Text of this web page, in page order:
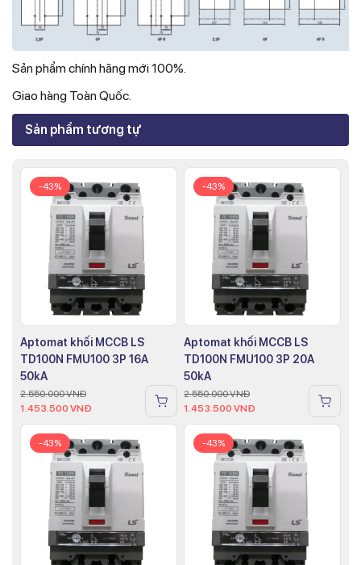
Sản phẩm chính hãng mới 100%.
Giao hàng Toàn Quốc.
Sản phẩm tương tự
-43%
Aptomat khối MCCB LS
TD100N FMU100 3P 16A
50kA
2.550.000VNĐ
1.453.500 VNĐ
-43%
Aptomat khối MCCB LS
TD100N FMU100 3P 20A
50kA
2.550.000VNĐ
1.453.500 VNĐ
-43% -43%